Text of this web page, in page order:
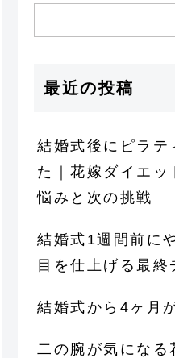
最近の投稿
結婚式後にピラテ
た｜花嫁ダイエッ
悩みと次の挑戦
結婚式1週間前に
目を仕上げる最終
結婚式から4ヶ月
二の腕が気になる